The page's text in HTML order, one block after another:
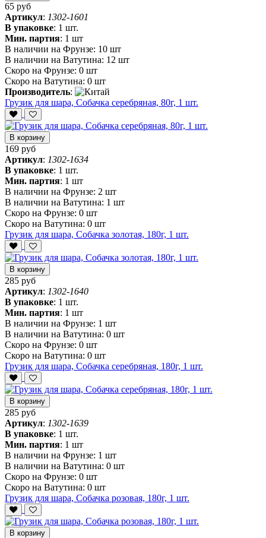
65 руб
Артикул: 1302-1601
В упаковке: 1 шт.
Мин. партия: 1 шт
В наличии на Фрунзе: 10 шт
В наличии на Ватутина: 12 шт
Скоро на Фрунзе: 0 шт
Скоро на Ватутина: 0 шт
Производитель:
Грузик для шара, Собачка серебряная, 80г, 1 шт.
В корзину
169 руб
Артикул: 1302-1634
В упаковке: 1 шт.
Мин. партия: 1 шт
В наличии на Фрунзе: 2 шт
В наличии на Ватутина: 1 шт
Скоро на Фрунзе: 0 шт
Скоро на Ватутина: 0 шт
Грузик для шара, Собачка золотая, 180г, 1 шт.
В корзину
285 руб
Артикул: 1302-1640
В упаковке: 1 шт.
Мин. партия: 1 шт
В наличии на Фрунзе: 1 шт
В наличии на Ватутина: 0 шт
Скоро на Фрунзе: 0 шт
Скоро на Ватутина: 0 шт
Грузик для шара, Собачка серебряная, 180г, 1 шт.
В корзину
285 руб
Артикул: 1302-1639
В упаковке: 1 шт.
Мин. партия: 1 шт
В наличии на Фрунзе: 1 шт
В наличии на Ватутина: 0 шт
Скоро на Фрунзе: 0 шт
Скоро на Ватутина: 0 шт
Грузик для шара, Собачка розовая, 180г, 1 шт.
В корзину